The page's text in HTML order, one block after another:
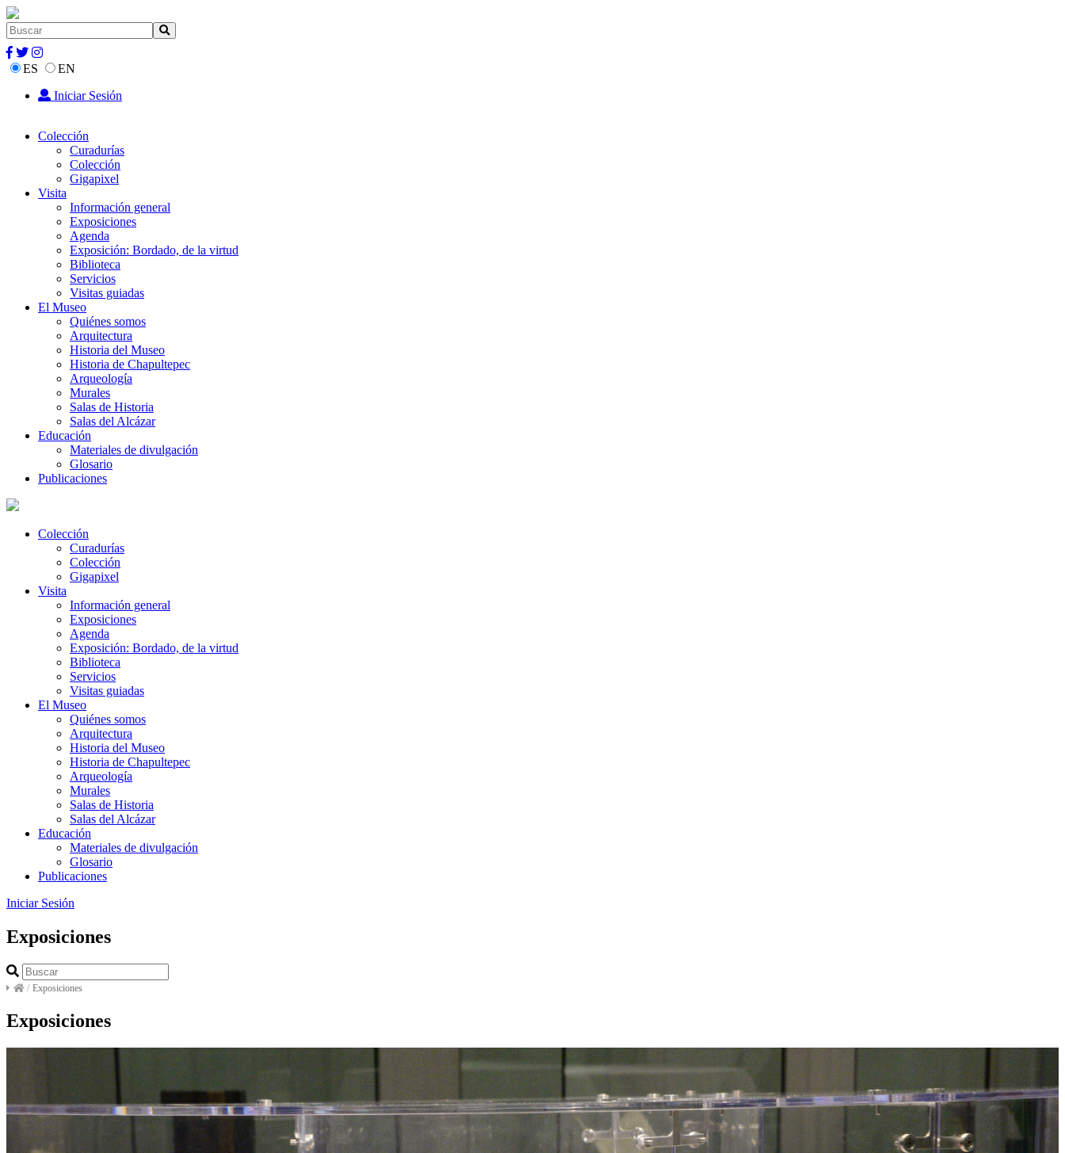
ES
EN
Iniciar Sesión
Colección
Curadurías
Colección
Gigapixel
Visita
Información general
Exposiciones
Agenda
Exposición: Bordado, de la virtud
Biblioteca
Servicios
Visitas guiadas
El Museo
Quiénes somos
Arquitectura
Historia del Museo
Historia de Chapultepec
Arqueología
Murales
Salas de Historia
Salas del Alcázar
Educación
Materiales de divulgación
Glosario
Publicaciones
Colección
Curadurías
Colección
Gigapixel
Visita
Información general
Exposiciones
Agenda
Exposición: Bordado, de la virtud
Biblioteca
Servicios
Visitas guiadas
El Museo
Quiénes somos
Arquitectura
Historia del Museo
Historia de Chapultepec
Arqueología
Murales
Salas de Historia
Salas del Alcázar
Educación
Materiales de divulgación
Glosario
Publicaciones
Iniciar Sesión
Exposiciones
/ Exposiciones
Exposiciones